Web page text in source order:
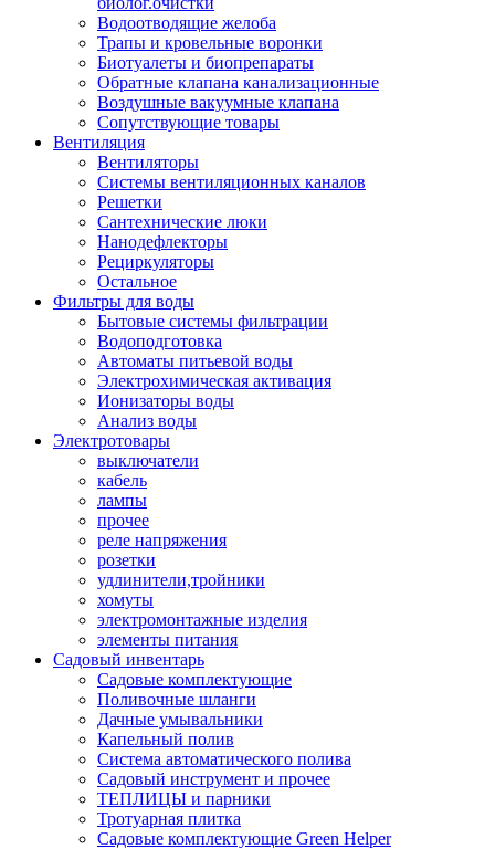
Водоотводящие желоба
Трапы и кровельные воронки
Биотуалеты и биопрепараты
Обратные клапана канализационные
Воздушные вакуумные клапана
Сопутствующие товары
Вентиляция
Вентиляторы
Системы вентиляционных каналов
Решетки
Сантехнические люки
Нанодефлекторы
Рециркуляторы
Остальное
Фильтры для воды
Бытовые системы фильтрации
Водоподготовка
Автоматы питьевой воды
Электрохимическая активация
Ионизаторы воды
Анализ воды
Электротовары
выключатели
кабель
лампы
прочее
реле напряжения
розетки
удлинители,тройники
хомуты
электромонтажные изделия
элементы питания
Садовый инвентарь
Садовые комплектующие
Поливочные шланги
Дачные умывальники
Капельный полив
Система автоматического полива
Садовый инструмент и прочее
ТЕПЛИЦЫ и парники
Тротуарная плитка
Садовые комплектующие Green Helper